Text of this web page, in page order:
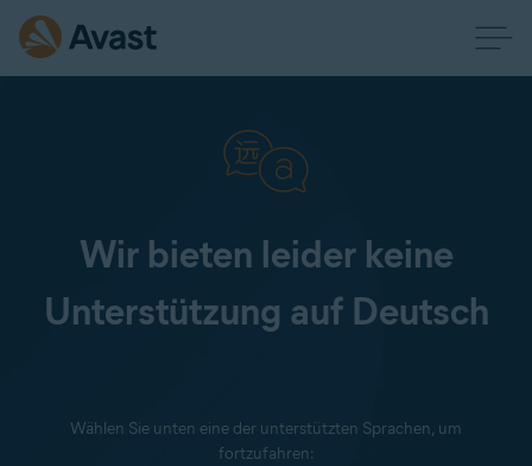
Wir bieten leider keine
Unterstützung auf Deutsch
Wählen Sie unten eine der unterstützten Sprachen, um
fortzufahren: